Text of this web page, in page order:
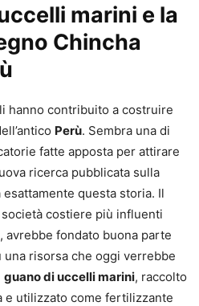
marini e la
Chincha
hanno contribuito a costruire
Perù. Sembra una di
fatte apposta per attirare
ricerca pubblicata sulla
esattamente questa storia. Il
costiere più influenti
avrebbe fondato buona parte
risorsa che oggi verrebbe
guano di uccelli marini, raccolto
e utilizzato come fertilizzante